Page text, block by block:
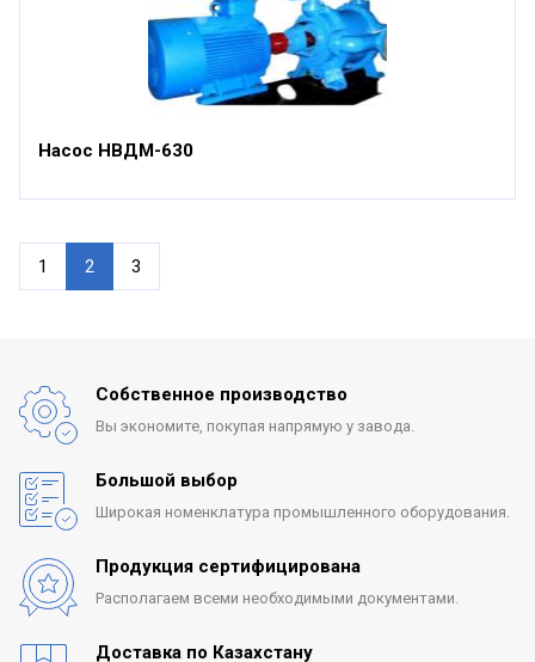
Насос НВДМ-630
1 2 3
Собственное производство
Вы экономите, покупая напрямую у завода.
Большой выбор
Широкая номенклатура промышленного оборудования.
Продукция сертифицирована
Располагаем всеми необходимыми документами.
Доставка по Казахстану